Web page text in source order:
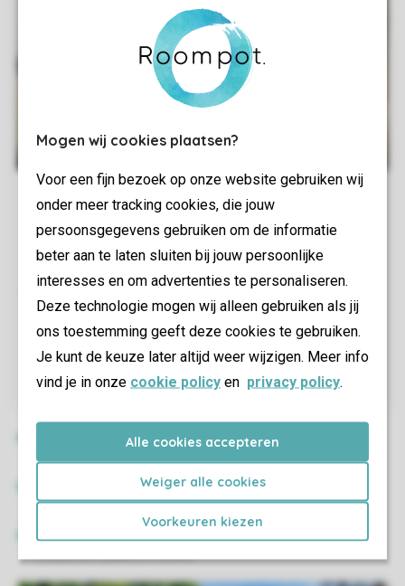
Mogen wij cookies plaatsen?
Voor een fijn bezoek op onze website gebruiken wij
onder meer tracking cookies, die jouw
persoonsgegevens gebruiken om de informatie
beter aan te laten sluiten bij jouw persoonlijke
interesses en om advertenties te personaliseren.
Deze technologie mogen wij alleen gebruiken als jij
ons toestemming geeft deze cookies te gebruiken.
Je kunt de keuze later altijd weer wijzigen. Meer info
vind je in onze cookie policy en privacy policy.
Alle cookies accepteren
Weiger alle cookies
Voorkeuren kiezen